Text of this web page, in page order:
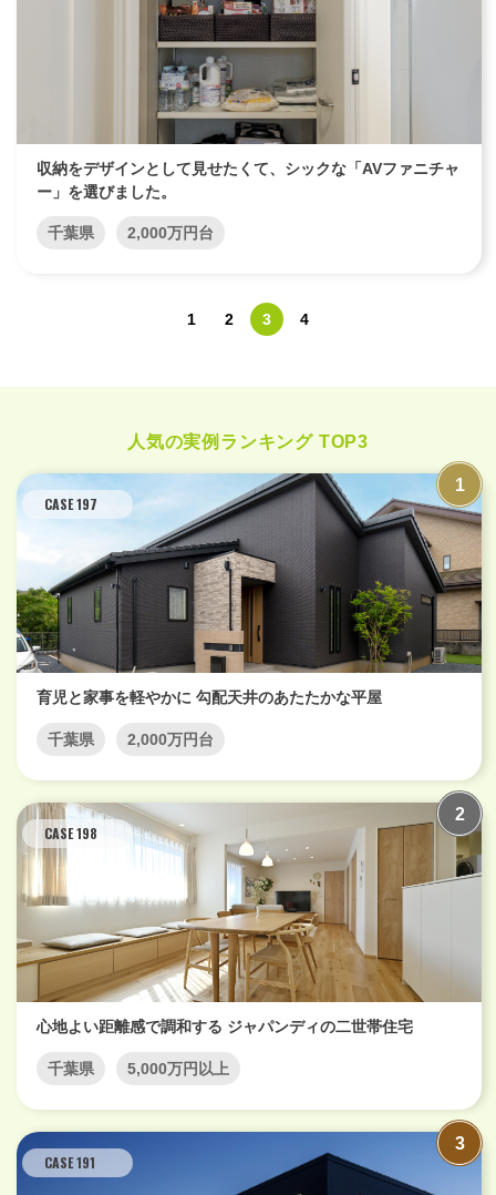
収納をデザインとして見せたくて、シックな「AVファニチャ
ー」を選びました。
千葉県 2,000万円台
1 2 3 4
人気の実例ランキング TOP3
CASE 197
育児と家事を軽やかに 勾配天井のあたたかな平屋
千葉県 2,000万円台
CASE 198
心地よい距離感で調和する ジャパンディの二世帯住宅
千葉県 5,000万円以上
CASE 191